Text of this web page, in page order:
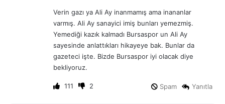
i
:
Verin gazı ya Ali Ay inanmamış ama inananlar
varmış. Ali Ay sanayici imiş bunları yemezmiş.
Yemediği kazık kalmadı Bursaspor un Ali Ay
sayesinde anlattıkları hikayeye bak. Bunlar da
gazeteci işte. Bizde Bursaspor iyi olacak diye
bekliyoruz.
111 2 Yanıtla
Spam